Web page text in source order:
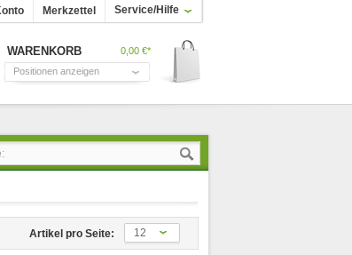
Merkzettel Service/Hilfe
WARENKORB
0,00 €*
Positionen anzeigen
Artikel pro Seite: 12